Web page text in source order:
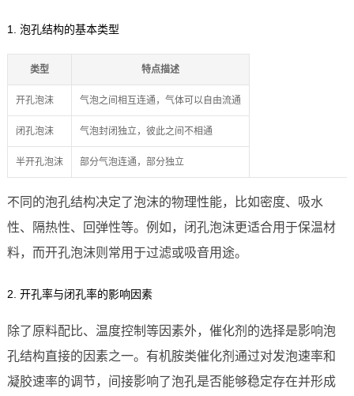
1. 泡孔结构的基本类型
类型 特点描述
开孔泡沫 气泡之间相互连通，气体可以自由流通
闭孔泡沫 气泡封闭独立，彼此之间不相通
半开孔泡沫 部分气泡连通，部分独立
不同的泡孔结构决定了泡沫的物理性能，比如密度、吸水
性、隔热性、回弹性等。例如，闭孔泡沫更适合用于保温材
料，而开孔泡沫则常用于过滤或吸音用途。
2. 开孔率与闭孔率的影响因素
除了原料配比、温度控制等因素外，催化剂的选择是影响泡
孔结构直接的因素之一。有机胺类催化剂通过对发泡速率和
凝胶速率的调节，间接影响了泡孔是否能够稳定存在并形成